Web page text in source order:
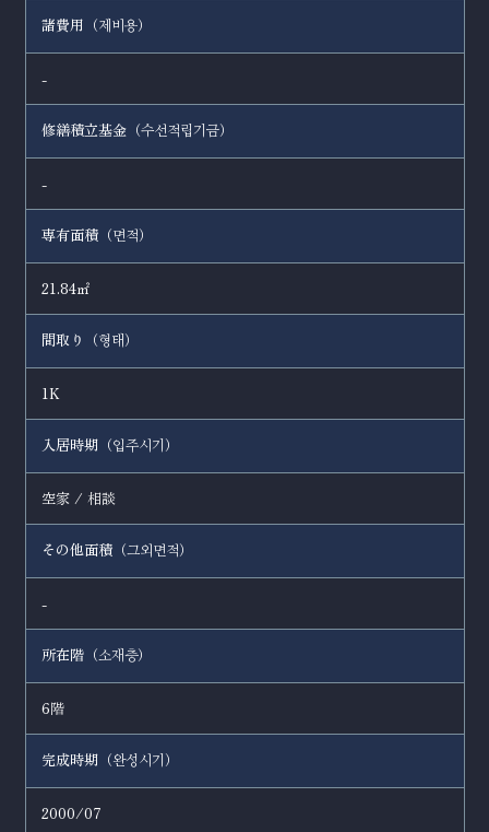
諸費用（제비용）
-
修繕積立基金（수선적립기금）
-
専有面積（면적）
21.84㎡
間取り（형태 ）
1K
入居時期（입주시기 ）
空家 / 相談
その他面積（그외면적）
-
所在階（소재층）
6階
完成時期（완성시기 ）
2000/07